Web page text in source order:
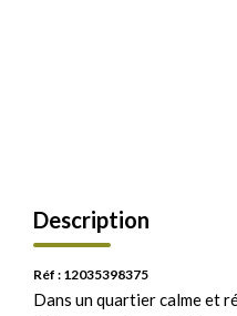
Description
Réf : 12035398375
Dans un quartier calme et